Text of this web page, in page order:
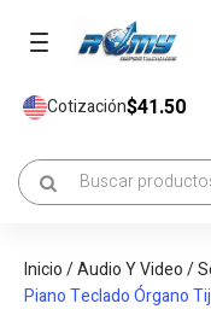
Cotización$41.50
Inicio/Audio Y Video/
Piano Teclado Órgano